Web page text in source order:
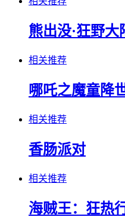
熊出没·狂野大
相关推荐
哪吒之魔童降
相关推荐
香肠派对
相关推荐
海贼王：狂热